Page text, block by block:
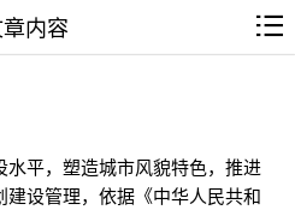
内容
，塑造城市风貌特色，推进
设管理，依据《中华人民共和